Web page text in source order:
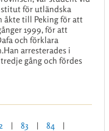
för utländska
åkte till Peking för att
1999, för att
och förklara
arresterades i
gång och fördes
| 83 | 84 |